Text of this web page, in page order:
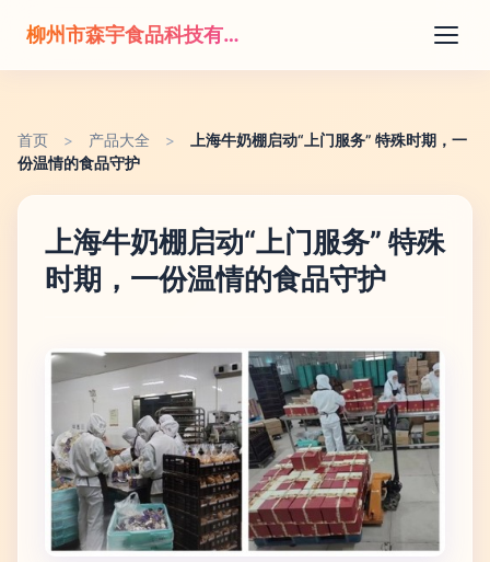
柳州市森宇食品科技有限公司
首页 > 产品大全 >
上海牛奶棚启动“上门服务” 特殊时期，一
份温情的食品守护
上海牛奶棚启动“上门服务” 特殊
时期，一份温情的食品守护